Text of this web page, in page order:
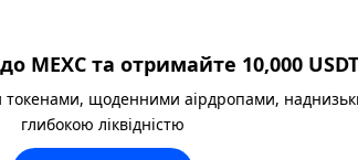
MEXC та отримайте 10,000
щоденними аірдропами,
глибокою ліквідністю